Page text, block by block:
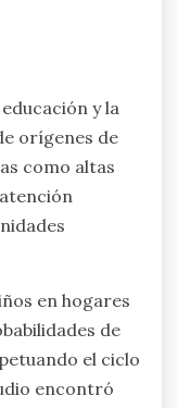
y la
orígenes de
como altas
en hogares
de
el ciclo
encontró